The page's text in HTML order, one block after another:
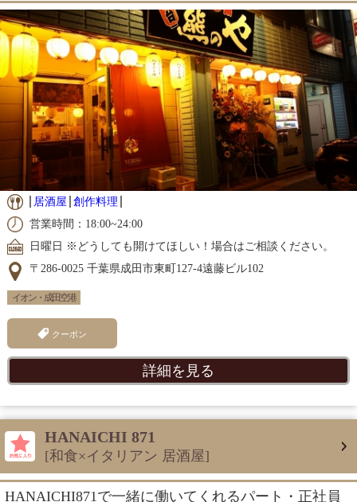
居酒屋 創作料理
営業時間：18:00~24:00
日曜日 ※どうしても開けてほしい！場合はご相談ください。
〒286-0025 千葉県成田市東町127-4遠藤ビル102
イオン・成田空港
クーポン
詳細を見る
HANAICHI 871
[和食×イタリアン 居酒屋]
HANAICHI871で一緒に働いてくれるパート・正社員